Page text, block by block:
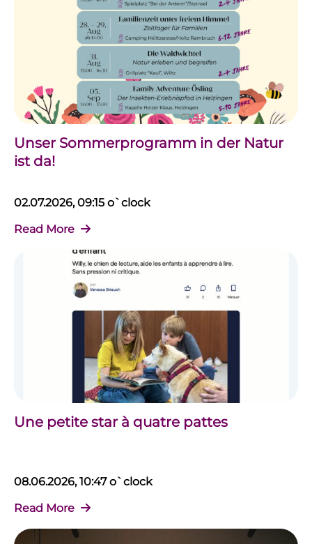
Unser Sommerprogramm in der Natur
ist da!
02.07.2026, 09:15 o`clock
Read More
Une petite star à quatre pattes
08.06.2026, 10:47 o`clock
Read More